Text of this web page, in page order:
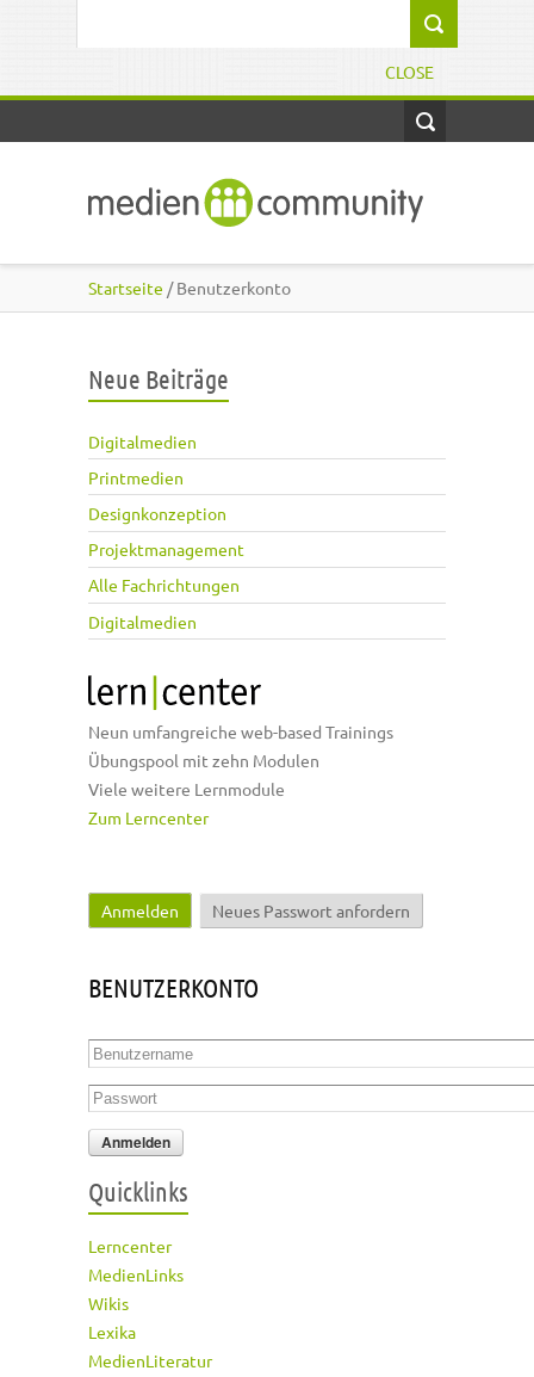
CLOSE
Startseite / Benutzerkonto
Neue Beiträge
Digitalmedien
Printmedien
Designkonzeption
Projektmanagement
Alle Fachrichtungen
Digitalmedien
Neun umfangreiche web-based Trainings
Übungspool mit zehn Modulen
Viele weitere Lernmodule
Zum Lerncenter
Haupt-Reiter
Anmelden (aktiver Reiter)
Neues Passwort anfordern
BENUTZERKONTO
Benutzername
Passwort
Quicklinks
Lerncenter
MedienLinks
Wikis
Lexika
MedienLiteratur